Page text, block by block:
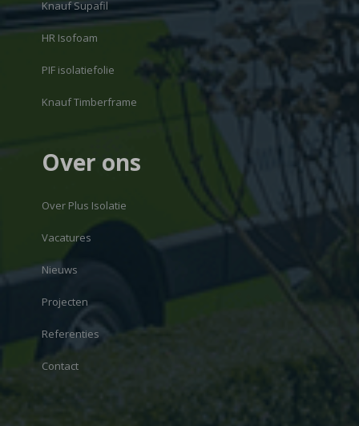
Knauf Supafil
HR Isofoam
PIF isolatiefolie
Knauf Timberframe
Over ons
Over Plus Isolatie
Vacatures
Nieuws
Projecten
Referenties
Contact